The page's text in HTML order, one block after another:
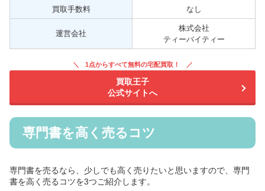
買取手数料 なし
運営会社
株式会社
ティーバイティー
1点からすべて無料の宅配買取！
買取王子
公式サイトへ
専門書を高く売るコツ
専門書を売るなら、少しでも高く売りたいと思いますので、専門
書を高く売るコツを3つご紹介します。